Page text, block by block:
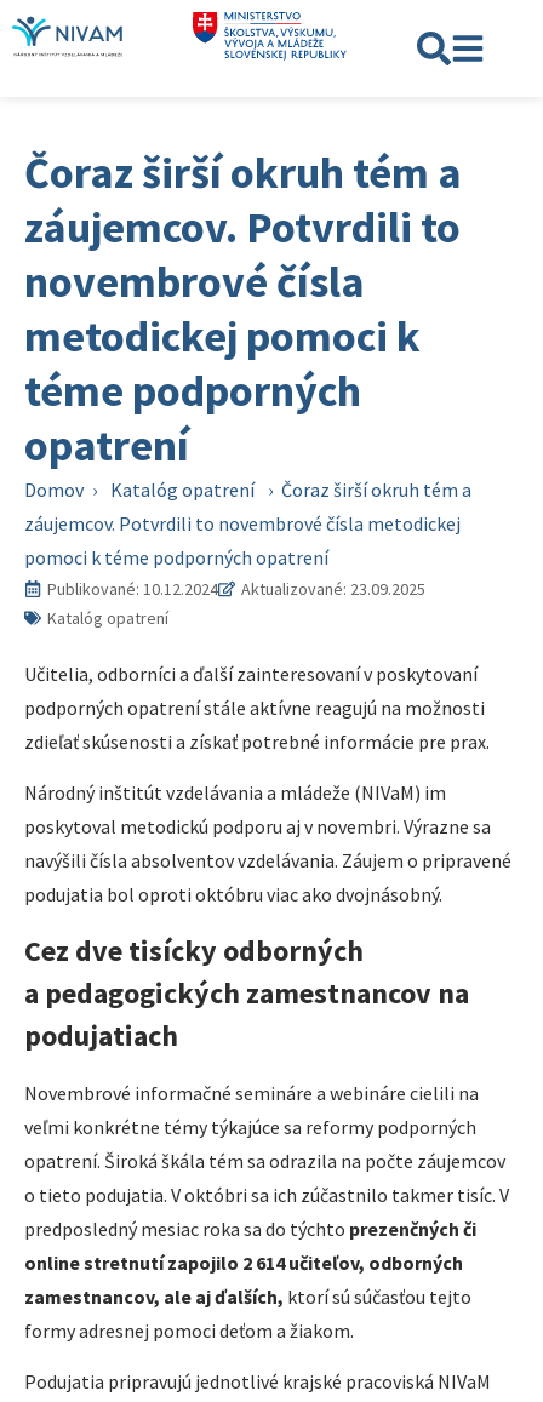
Čoraz širší okruh tém a
záujemcov. Potvrdili to
novembrové čísla
metodickej pomoci k
téme podporných
opatrení
Domov › Katalóg opatrení › Čoraz širší okruh tém a
záujemcov. Potvrdili to novembrové čísla metodickej
pomoci k téme podporných opatrení
Publikované: 10.12.2024
Aktualizované: 23.09.2025
Katalóg opatrení
Učitelia, odborníci a ďalší zainteresovaní v poskytovaní
podporných opatrení stále aktívne reagujú na možnosti
zdieľať skúsenosti a získať potrebné informácie pre prax.
Národný inštitút vzdelávania a mládeže (NIVaM) im
poskytoval metodickú podporu aj v novembri. Výrazne sa
navýšili čísla absolventov vzdelávania. Záujem o pripravené
podujatia bol oproti októbru viac ako dvojnásobný.
Cez dve tisícky odborných
a pedagogických zamestnancov na
podujatiach
Novembrové informačné semináre a webináre cielili na
veľmi konkrétne témy týkajúce sa reformy podporných
opatrení. Široká škála tém sa odrazila na počte záujemcov
o tieto podujatia. V októbri sa ich zúčastnilo takmer tisíc. V
predposledný mesiac roka sa do týchto prezenčných či
online stretnutí zapojilo 2 614 učiteľov, odborných
zamestnancov, ale aj ďalších, ktorí sú súčasťou tejto
formy adresnej pomoci deťom a žiakom.
Podujatia pripravujú jednotlivé krajské pracoviská NIVaM